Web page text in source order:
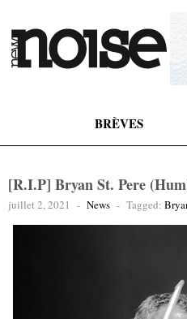
BRÈVES
[R.I.P] Bryan St. Pere
juillet 2, 2021 - News - Tagged: